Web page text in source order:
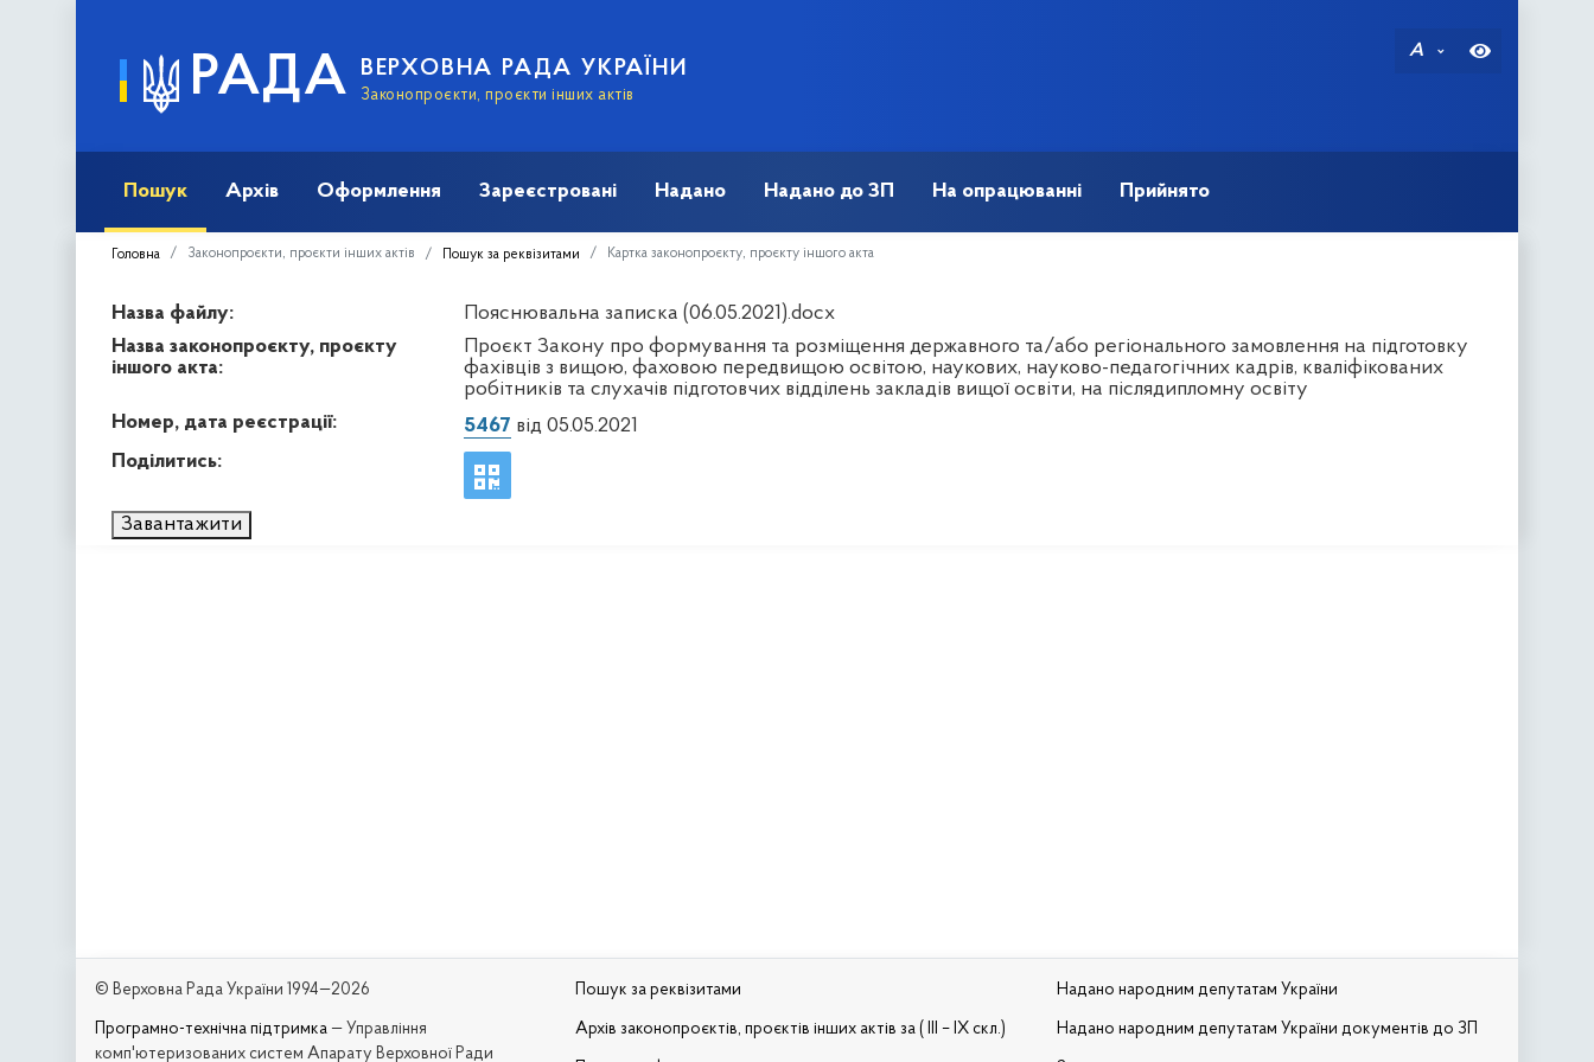
РАДА ВЕРХОВНА РАДА УКРАЇНИ
Законопроєкти, проєкти інших актів
A
Пошук Архів Оформлення Зареєстровані Надано Надано до ЗП На опрацюванні Прийнято
Головна Законопроєкти, проєкти інших актів Пошук за реквізитами Картка законопроєкту, проєкту іншого акта
Назва файлу:
Пояснювальна записка (06.05.2021).docx
Назва законопроєкту, проєкту
іншого акта:
Проєкт Закону про формування та розміщення державного та/або регіонального замовлення на підготовку
фахівців з вищою, фаховою передвищою освітою, наукових, науково-педагогічних кадрів, кваліфікованих
робітників та слухачів підготовчих відділень закладів вищої освіти, на післядипломну освіту
Номер, дата реєстрації:
5467 від 05.05.2021
Поділитись:
Завантажити
© Верховна Рада України 1994—2026
Програмно-технічна підтримка — Управління
комп'ютеризованих систем Апарату Верховної Ради
Пошук за реквізитами
Архів законопроєктів, проєктів інших актів за ( III – IX скл.)
Надано народним депутатам України
Надано народним депутатам України документів до ЗП